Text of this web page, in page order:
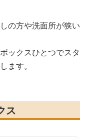
の方や洗面所が狭い
ックスひとつでスタ
ます。
ス